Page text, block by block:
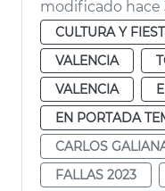
modificado hace
CULTURA Y
VALENCIA
VALENCIA
EN PORTADA
CARLOS
FALLAS 2023